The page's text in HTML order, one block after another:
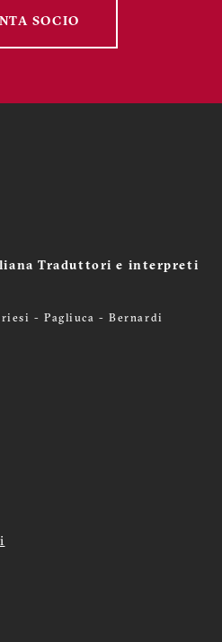
SOCIO
Traduttori e interpreti
- Pagliuca - Bernardi